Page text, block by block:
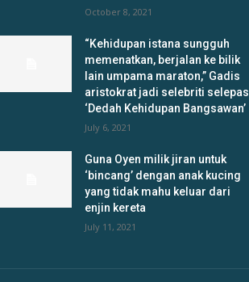
October 8, 2021
“Kehidupan istana sungguh
memenatkan, berjalan ke bilik
lain umpama maraton,” Gadis
aristokrat jadi selebriti selepas
‘Dedah Kehidupan Bangsawan’
July 6, 2021
Guna Oyen milik jiran untuk
‘bincang’ dengan anak kucing
yang tidak mahu keluar dari
enjin kereta
July 11, 2021